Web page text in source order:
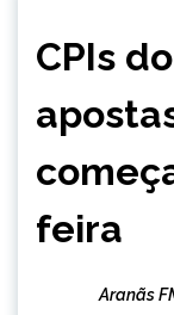
NOTÍCIAS
CPIs
feira
Aranãs